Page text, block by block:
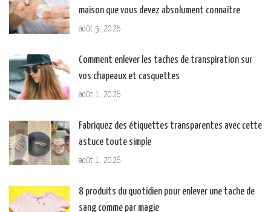
maison que vous devez absolument connaître
août 5, 2026
Comment enlever les taches de transpiration sur
vos chapeaux et casquettes
août 1, 2026
Fabriquez des étiquettes transparentes avec cette
astuce toute simple
août 1, 2026
8 produits du quotidien pour enlever une tache de
sang comme par magie